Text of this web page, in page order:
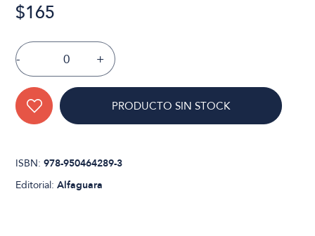
$165
- +
PRODUCTO SIN STOCK
ISBN:978-950464289-3
Editorial:Alfaguara